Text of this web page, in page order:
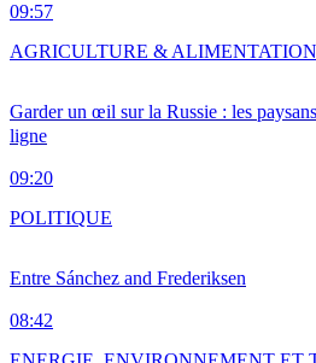
09:57
Garder un œil sur la Russie : les
ligne
09:20
AGRICULTURE & ALIMENTATION
Entre Sánchez and Frederiksen
08:42
POLITIQUE